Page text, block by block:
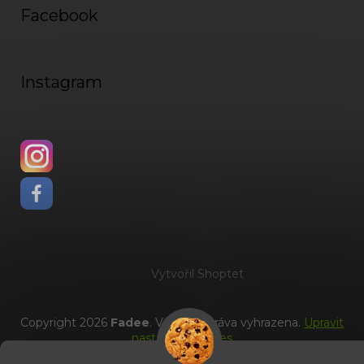
Facebook
Instagram
Vytvořil Shoptet
Copyright 2026 Fadee. Všechna práva vyhrazena. Upravit
nastavení cookies